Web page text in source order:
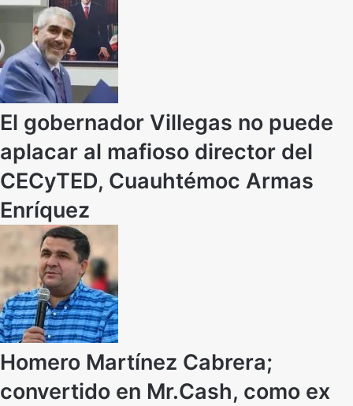
El gobernador Villegas no puede
aplacar al mafioso director del
CECyTED, Cuauhtémoc Armas
Enríquez
Homero Martínez Cabrera;
convertido en Mr.Cash, como ex